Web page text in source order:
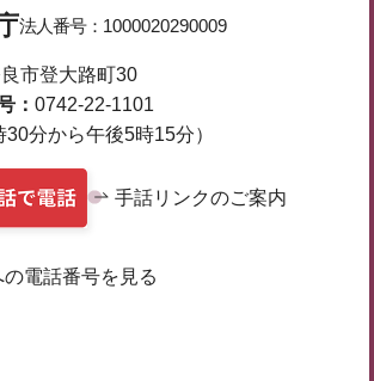
法人番号： 1000020290009
市登大路町30
： 0742-22-1101
30分から午後5時15分）
手話リンクのご案内
電話番号を見る